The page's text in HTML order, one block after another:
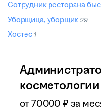
Сотрудник ресторана
Уборщица, уборщик 29
Хостес 1
косметологии
от70 000 ₽ за